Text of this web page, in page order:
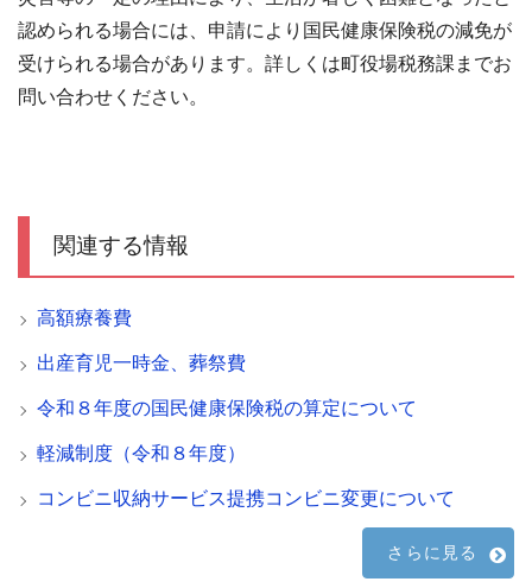
認められる場合には、申請により国民健康保険税の減免が
受けられる場合があります。詳しくは町役場税務課までお
問い合わせください。
関連する情報
高額療養費
出産育児一時金、葬祭費
令和８年度の国民健康保険税の算定について
軽減制度（令和８年度）
コンビニ収納サービス提携コンビニ変更について
さらに見る